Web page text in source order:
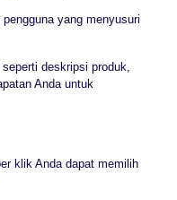
yang menyusuri
deskripsi produk,
Anda untuk
klik Anda dapat memilih